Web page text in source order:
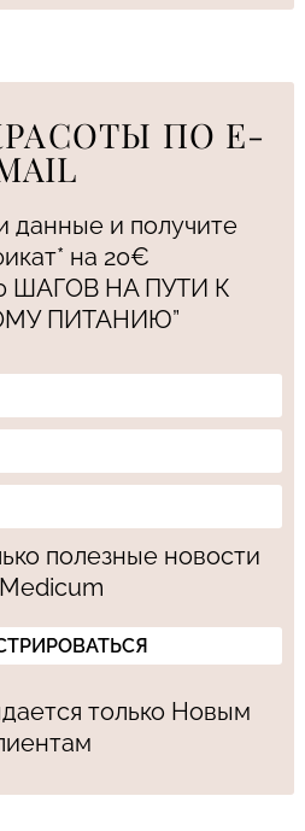
ПО E-
данные и получите
на 20€
ШАГОВ НА ПУТИ К
ПИТАНИЮ”
полезные новости
только Новым